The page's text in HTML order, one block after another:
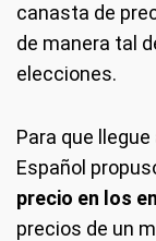
canasta de
de manera tal
elecciones.
Para que
Español
precio en los
precios de un